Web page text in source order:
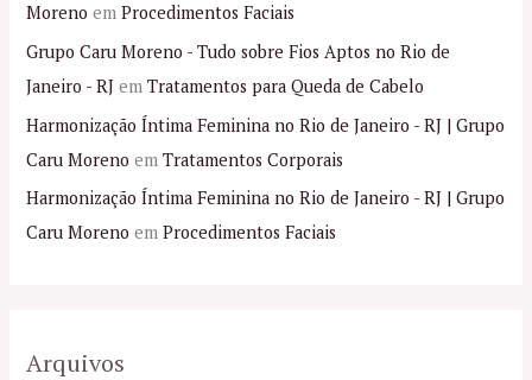
Moreno emProcedimentos Faciais
Grupo Caru Moreno - Tudo sobre Fios Aptos no Rio de
Janeiro - RJ emTratamentos para Queda de Cabelo
Harmonização Íntima Feminina no Rio de Janeiro - RJ | Grupo
Caru Moreno emTratamentos Corporais
Harmonização Íntima Feminina no Rio de Janeiro - RJ | Grupo
Caru Moreno emProcedimentos Faciais
Arquivos